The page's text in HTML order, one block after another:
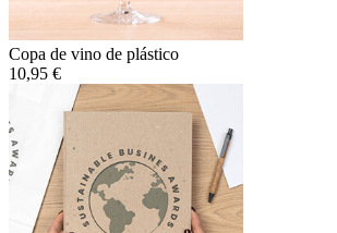
Copa de vino de plástico
10,95 €